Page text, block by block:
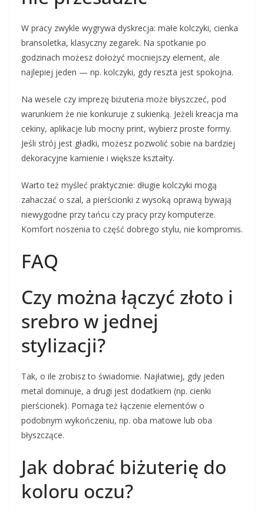
W pracy zwykle wygrywa dyskrecja: małe kolczyki, cienka
bransoletka, klasyczny zegarek. Na spotkanie po
godzinach możesz dołożyć mocniejszy element, ale
najlepiej jeden — np. kolczyki, gdy reszta jest spokojna.
Na wesele czy imprezę biżuteria może błyszczeć, pod
warunkiem że nie konkuruje z sukienką. Jeżeli kreacja ma
cekiny, aplikacje lub mocny print, wybierz proste formy.
Jeśli strój jest gładki, możesz pozwolić sobie na bardziej
dekoracyjne kamienie i większe kształty.
Warto też myśleć praktycznie: długie kolczyki mogą
zahaczać o szal, a pierścionki z wysoką oprawą bywają
niewygodne przy tańcu czy pracy przy komputerze.
Komfort noszenia to część dobrego stylu, nie kompromis.
FAQ
Czy można łączyć złoto i
srebro w jednej
stylizacji?
Tak, o ile zrobisz to świadomie. Najłatwiej, gdy jeden
metal dominuje, a drugi jest dodatkiem (np. cienki
pierścionek). Pomaga też łączenie elementów o
podobnym wykończeniu, np. oba matowe lub oba
błyszczące.
Jak dobrać biżuterię do
koloru oczu?